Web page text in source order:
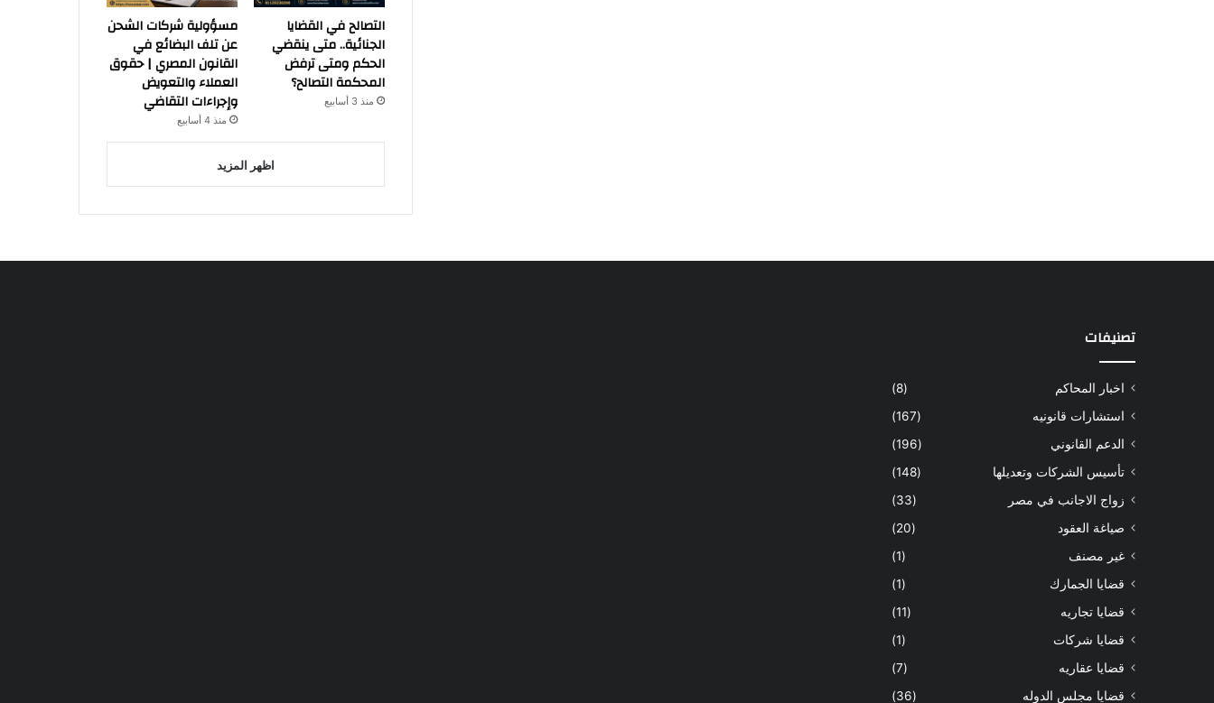
التصالح في القضايا
الجنائية.. متى ينقضي
الحكم ومتى ترفض
المحكمة التصالح؟
منذ 3 أسابيع
مسؤولية شركات الشحن
عن تلف البضائع في
القانون المصري | حقوق
العملاء والتعويض
وإجراءات التقاضي
منذ 4 أسابيع
اظهر المزيد
تصنيفات
اخبار المحاكم
(8)
استشارات قانونيه
(167)
الدعم القانوني
(196)
تأسيس الشركات وتعديلها
(148)
زواج الاجانب في مصر
(33)
صياغة العقود
(20)
غير مصنف
(1)
قضايا الجمارك
(1)
قضايا تجاريه
(11)
قضايا شركات
(1)
قضايا عقاريه
(7)
قضايا مجلس الدوله
(36)